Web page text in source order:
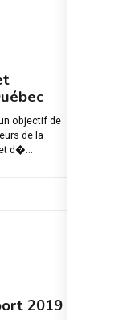
objectif de
de la
d�...
2019